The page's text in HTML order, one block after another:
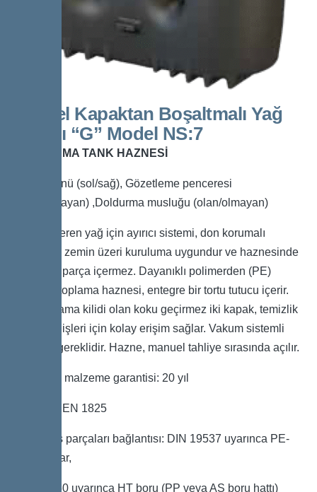
Kessel Kapaktan Boşaltmalı Yağ
Ayırıcı “G” Model NS:7
DEPOLAMA TANK HAZNESİ
Bakım yönü (sol/sağ), Gözetleme penceresi
(olan/olmayan) ,Doldurma musluğu (olan/olmayan)
Atık su içeren yağ için ayırıcı sistemi, don korumalı
alanlarda zemin üzeri kuruluma uygundur ve haznesinde
hiç metal parça içermez. Dayanıklı polimerden (PE)
yapılmış toplama haznesi, entegre bir tortu tutucu içerir.
Hızlı kapama kilidi olan koku geçirmez iki kapak, temizlik
ve bakım işleri için kolay erişim sağlar. Vakum sistemli
vidanjör gereklidir. Hazne, manuel tahliye sırasında açılır.
Polietilen malzeme garantisi: 20 yıl
Standart: EN 1825
Giriş/çıkış parçaları bağlantısı: DIN 19537 uyarınca PE-
HD borular,
DIN 19560 uyarınca HT boru (PP veya AS boru hattı)